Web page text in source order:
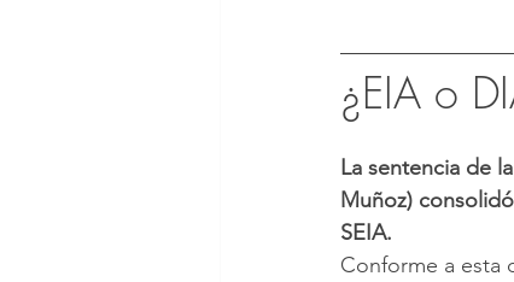
¿EIA o
La sentencia de
Muñoz)
SEIA.
Conforme a esta